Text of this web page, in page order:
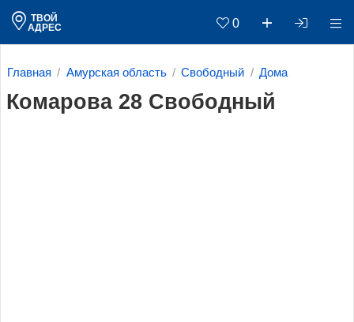
ТВОЙ
АДРЕС
0
Главная Амурская область Свободный Дома
Комарова 28 Свободный